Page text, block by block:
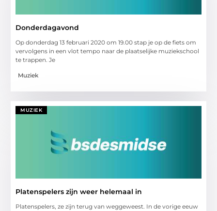
Donderdagavond
Op donderdag 13 februari 2020 om 19.00 stap je op de fiets om
vervolgens in een vlot tempo naar de plaatselijke muziekschool
te trappen. Je
Muziek
MUZIEK
Platenspelers zijn weer helemaal in
Platenspelers, ze zijn terug van weggeweest. In de vorige eeuw